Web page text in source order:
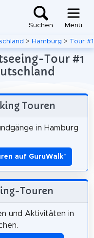
Suchen Menü
> Hamburg > Tour #1
Tour #1
Touren
in Hamburg
auf GuruWalk*
Touren
und Aktivitäten in